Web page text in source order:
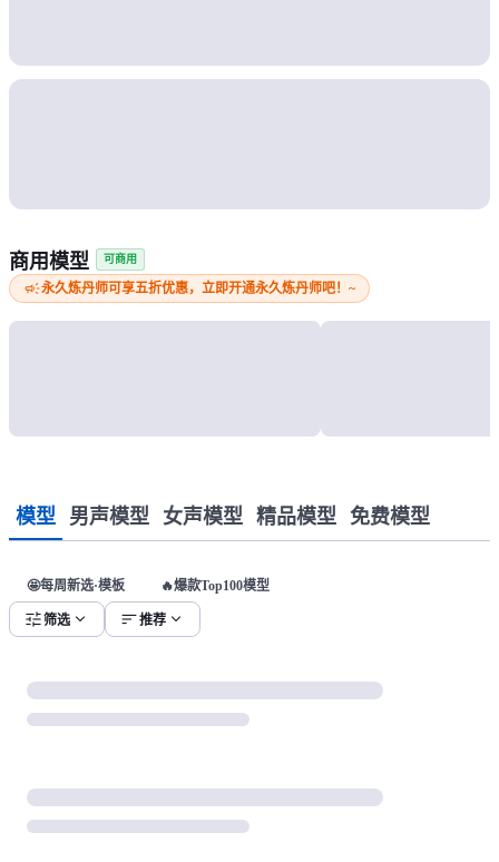
商用模型 可商用
campaign永久炼丹师可享五折优惠，立即开通永久炼丹师吧！~
模型 男声模型 女声模型 精品模型 免费模型
🤩每周新选·模板 🔥爆款Top100模型
tune筛选 expand_more sort推荐 expand_more